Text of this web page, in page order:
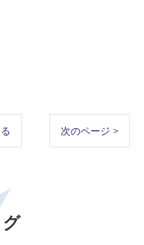
次のページ >
グ